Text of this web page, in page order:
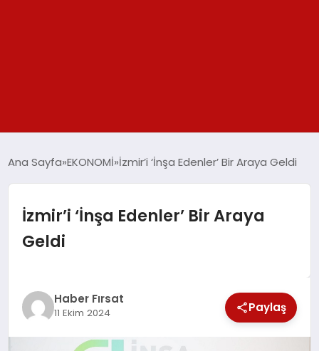
SPOR
YAŞAM
SAĞLIK
EKONOMİ
Ana Sayfa EKONOMİ İzmir’i ‘İnşa Edenler’ Bir Araya Geldi
İzmir’i ‘İnşa Edenler’ Bir Araya
Geldi
Haber Fırsat
11 Ekim 2024 Paylaş